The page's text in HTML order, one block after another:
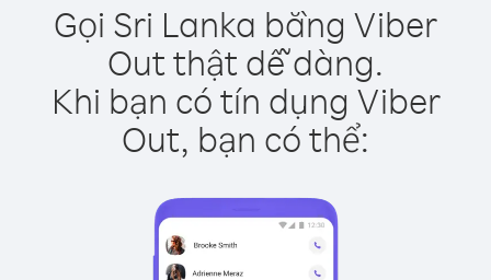
Gọi Sri Lanka bằng Viber
Out thật dễ dàng.
Khi bạn có tín dụng Viber
Out, bạn có thể: